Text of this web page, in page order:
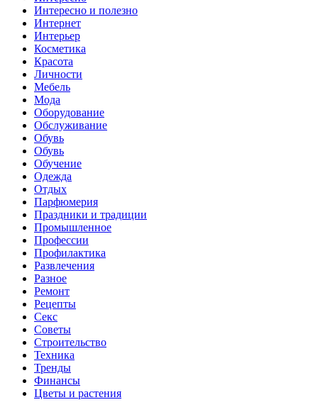
Интересно и полезно
Интернет
Интерьер
Косметика
Красота
Личности
Мебель
Мода
Оборудование
Обслуживание
Обувь
Обувь
Обучение
Одежда
Отдых
Парфюмерия
Праздники и традиции
Промышленное
Профессии
Профилактика
Развлечения
Разное
Ремонт
Рецепты
Секс
Советы
Строительство
Техника
Тренды
Финансы
Цветы и растения